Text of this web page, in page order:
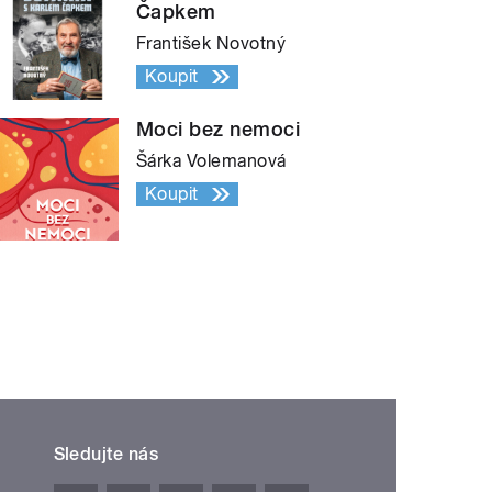
Čapkem
František Novotný
Koupit
Moci bez nemoci
Šárka Volemanová
Koupit
Sledujte nás